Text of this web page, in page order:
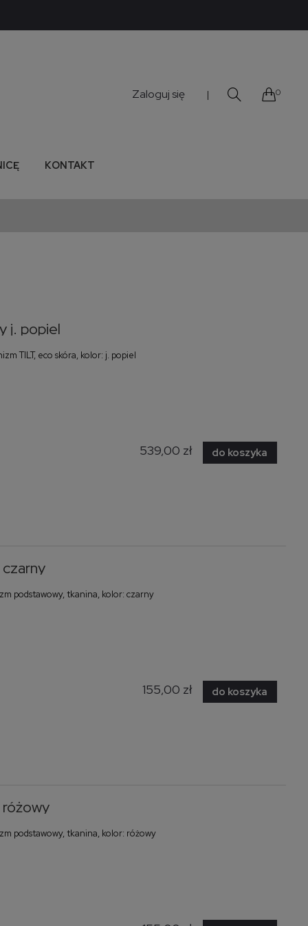
Zaloguj się | 0
KONTAKT
j. popiel
TILT, eco skóra, kolor: j. popiel
539,00 zł do koszyka
podstawowy, tkanina, kolor: czarny
155,00 zł do koszyka
podstawowy, tkanina, kolor: różowy